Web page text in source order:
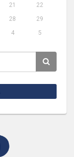
21
22
28
29
4 5